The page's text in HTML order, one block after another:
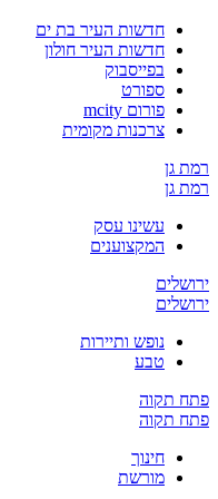
חדשות העיר בת ים
חדשות העיר חולון
בפייסבוק
ספורט
פורום mcity
צרכנות מקומית
רמת גן
רמת גן
עשינו עסק
המקצוענים
ירושלים
ירושלים
נופש ותיירות
טבע
פתח תקוה
פתח תקוה
חינוך
מורשת